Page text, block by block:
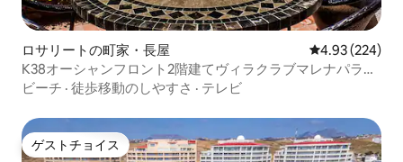
ロサリートの町家・長屋 レビュー224
4.93 (224)
K38オーシャンフロント2階建てヴィラクラブマレナパラダ
イス！
ビーチ · 徒歩移動のしやすさ · テレビ
ゲストチョイス
ゲストチョイス